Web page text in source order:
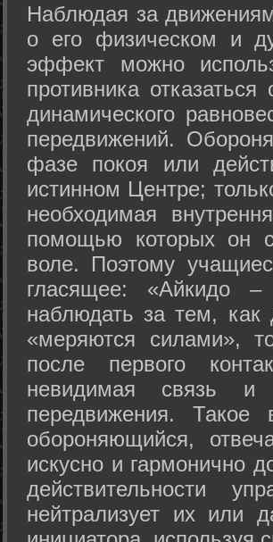
Hаблюдая за
о его физическом и
эффект можно
противника
динамического
передвижений.
фазе покоя или
истинном Центре;
необходимая
помощью которых он
воле. Поэтому
гласящее: «Айкидо –
наблюдать за тем, как
«меряются силами»,
после первого
невидимая связь
передвижения. Такое
обороняющийся,
искусно и гармонично
действительности
нейтрализует их или